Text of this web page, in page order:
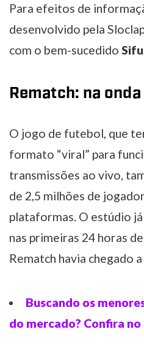
Para efeitos de
desenvolvido pela
com o bem-sucedido Sifu
Rematch: na
O jogo de futebol, que
formato “viral” para
transmissões ao vivo,
de 2,5 milhões de
plataformas. O estúdio
nas primeiras 24 horas
Rematch havia chegado
Buscando os
do mercado? Confira no